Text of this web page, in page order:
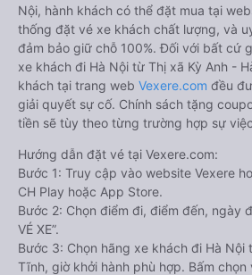
Nội, hành khách có thể đặt mua tại
thống đặt vé xe khách chất lượng, và
đảm bảo giữ chỗ 100%. Đối với bất cứ
xe khách đi Hà Nội từ Thị xã Kỳ Anh -
khách tại trang web Vexere.com đều
giải quyết sự cố. Chính sách tặng
tiền sẽ tùy theo từng trường hợp sự
Hướng dẫn đặt vé tại Vexere.com:
Bước 1: Truy cập vào website Vexere
CH Play hoặc App Store.
Bước 2: Chọn điểm đi, điểm đến, ngày
VÉ XE”.
Bước 3: Chọn hãng xe khách đi Hà Nội
Tĩnh, giờ khởi hành phù hợp. Bấm